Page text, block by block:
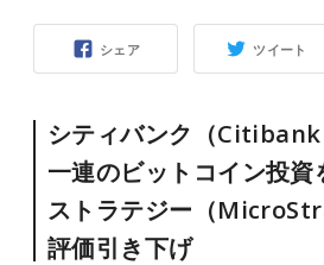
シェア ツイート
シティバンク（
一連のビットコイン投資
ストラテジー（
評価引き下げ